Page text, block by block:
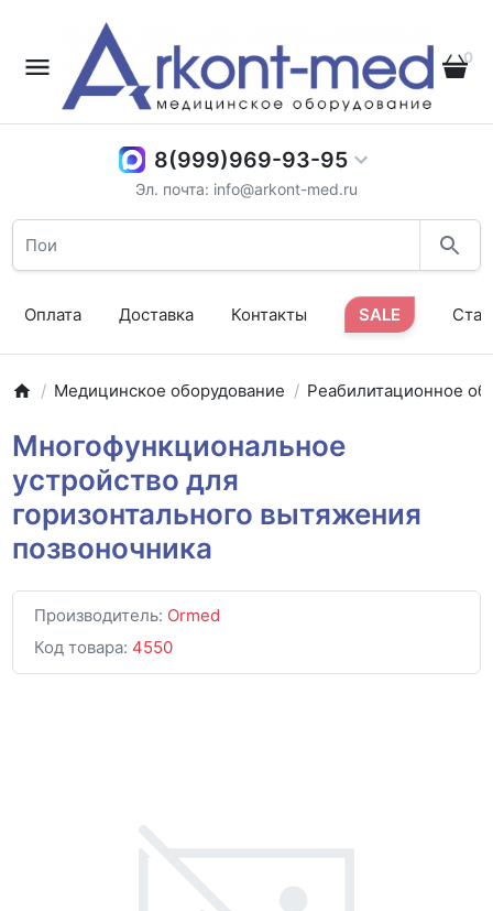
0
8(999)969-93-95
Эл. почта: info@arkont-med.ru
Оплата Доставка Контакты SALE
Медицинское оборудование Реабилитационное
Многофункциональное
устройство для
горизонтального вытяжения
позвоночника
Производитель: Ormed
Код товара: 4550